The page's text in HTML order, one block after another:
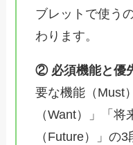
ブレットで使う
わります。
② 必須機能と優
要な機能（Must
（Want）」「
（Future）」の